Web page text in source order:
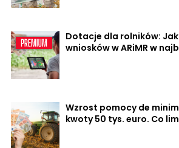
Dotacje dla rolników:
wniosków w ARiMR w
Wzrost pomocy de
kwoty 50 tys. euro. Co